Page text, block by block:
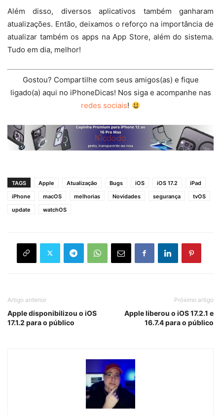
Além disso, diversos aplicativos também ganharam
atualizações. Então, deixamos o reforço na importância de
atualizar também os apps na App Store, além do sistema.
Tudo em dia, melhor!
Gostou? Compartilhe com seus amigos(as) e fique
ligado(a) aqui no iPhoneDicas! Nos siga e acompanhe nas
redes sociais!
TAGS Apple Atualização Bugs iOS iOS 17.2
iPad
iPhone
macOS melhorias Novidades segurança
tvOS
update
watchOS
Artigo anterior
Apple disponibilizou o iOS
17.1.2 para o público
Próximo artigo
Apple liberou o iOS 17.2.1 e
16.7.4 para o público